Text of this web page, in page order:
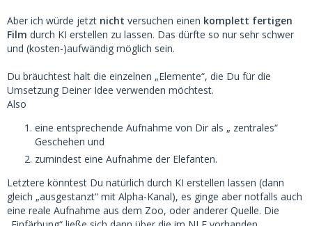
Aber ich würde jetzt nicht versuchen einen komplett fertigen
Film durch KI erstellen zu lassen. Das dürfte so nur sehr schwer
und (kosten-)aufwändig möglich sein.
Du bräuchtest halt die einzelnen „Elemente“, die Du für die
Umsetzung Deiner Idee verwenden möchtest.
Also
eine entsprechende Aufnahme von Dir als „ zentrales“
Geschehen und
zumindest eine Aufnahme der Elefanten.
Letztere könntest Du natürlich durch KI erstellen lassen (dann
gleich „ausgestanzt“ mit Alpha-Kanal), es ginge aber notfalls auch
eine reale Aufnahme aus dem Zoo, oder anderer Quelle. Die